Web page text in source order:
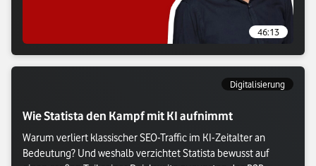
46:13
Digitalisierung
Wie Statista den Kampf mit KI aufnimmt
Warum verliert klassischer SEO-Traffic im KI-Zeitalter an
Bedeutung? Und weshalb verzichtet Statista bewusst auf